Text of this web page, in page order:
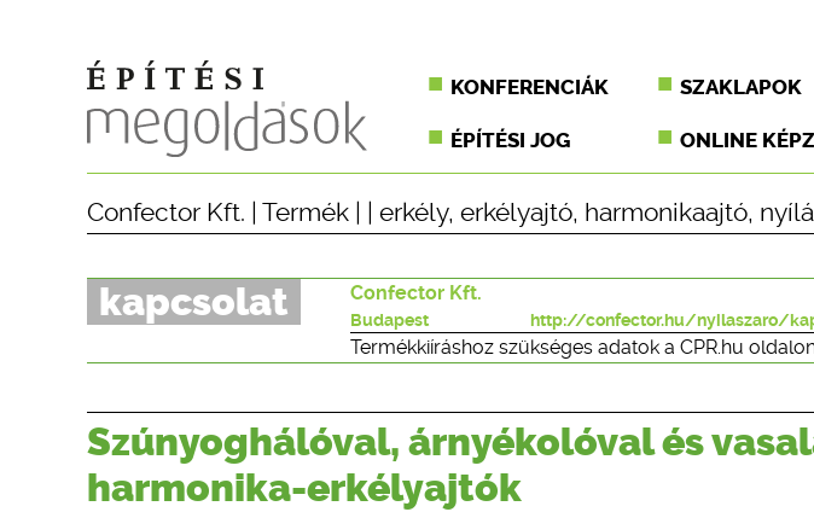
KONFERENCIÁK SZAKLAPOK
ÉPÍTÉSI JOG ONLINE
Confector Kft. Termék erkély, erkélyajtó, harmonikaajtó,
kapcsolat Confector Kft.
Budapest http://confector.hu/nyilaszaro/
Termékkiíráshoz szükséges adatok a CPR.hu
Szúnyoghálóval, árnyékolóval és
harmonika-erkélyajtók